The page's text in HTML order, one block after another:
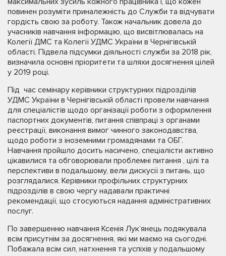
повинен розуміти приналежність до Служби та відчувати
гордість свою за роботу. Також начальник довела до
учасників навчання інформацію, що висвітлювалась на
Колегії ДМС та Колегії УДМС України в Чернігівській
області. Підвела підсумки діяльності служби за 2018 рік,
визначила основні пріоритети та шляхи досягнення цілей
у 2019 році.
Під час семінару керівники структурних підрозділів
УДМС України в Чернігівській області провели навчання
для спеціалістів щодо організації роботи з оформлення
паспортних документів, питання співпраці з органами
реєстрації, виконання вимог чинного законодавства,
щодо роботи з іноземними громадянами та ОБГ.
Навчання пройшло досить насичено, спеціалісти активно
цікавилися та обговорювали проблемні питання , цілі та
перспективи в подальшому, вели дискусії з питань, що
розглядалися. Керівники профільних структурних
підрозділів в свою чергу надавали практичні
рекомендації, що стосуються надання адміністративних
послуг.
По завершенню навчання Ксенія Лук’янець подякувала
всім присутнім за досягнення, які ми маємо на сьогодні.
Побажала всім сил, натхнення та успіхів у подальшому